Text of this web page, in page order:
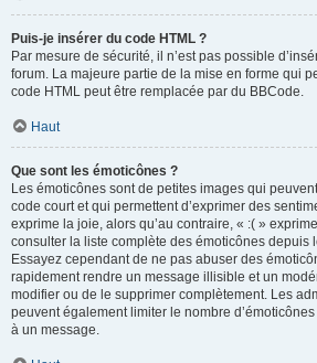
Puis-je insérer du code HTML ?
Par mesure de sécurité, il n’est pas possible
forum. La majeure partie de la mise en forme qui
code HTML peut être remplacée par du BBCode.
Haut
Que sont les émoticônes ?
Les émoticônes sont de petites images qui
code court et qui permettent d’exprimer des
exprime la joie, alors qu’au contraire, « :( »
consulter la liste complète des émoticônes depuis
Essayez cependant de ne pas abuser des
rapidement rendre un message illisible et un
modifier ou de le supprimer complètement. Les
peuvent également limiter le nombre
à un message.